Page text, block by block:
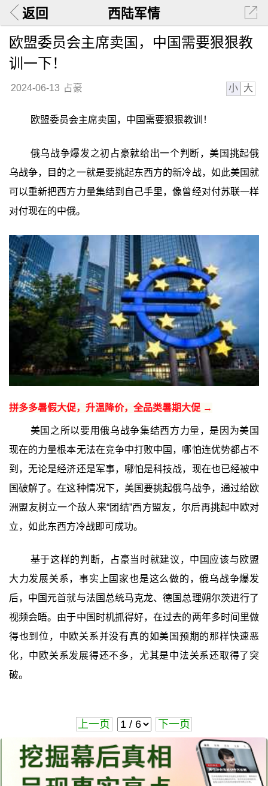
返回 西陆军情
欧盟委员会主席卖国，中国需要狠狠教
训一下！
2024-06-13 占豪 小 大
欧盟委员会主席卖国，中国需要狠狠教训！
俄乌战争爆发之初占豪就给出一个判断，美国挑起俄
乌战争，目的之一就是要挑起东西方的新冷战，如此美国就
可以重新把西方力量集结到自己手里，像曾经对付苏联一样
对付现在的中俄。
拼多多暑假大促，升温降价，全品类暑期大促 →
美国之所以要用俄乌战争集结西方力量，是因为美国
现在的力量根本无法在竞争中打败中国，哪怕连优势都占不
到，无论是经济还是军事，哪怕是科技战，现在也已经被中
国破解了。在这种情况下，美国要挑起俄乌战争，通过给欧
洲盟友树立一个敌人来“团结”西方盟友，尔后再挑起中欧对
立，如此东西方冷战即可成功。
基于这样的判断，占豪当时就建议，中国应该与欧盟
大力发展关系，事实上国家也是这么做的，俄乌战争爆发
后，中国元首就与法国总统马克龙、德国总理朔尔茨进行了
视频会晤。由于中国时机抓得好，在过去的两年多时间里做
得也到位，中欧关系并没有真的如美国预期的那样快速恶
化，中欧关系发展得还不多，尤其是中法关系还取得了突
破。
上一页 下一页